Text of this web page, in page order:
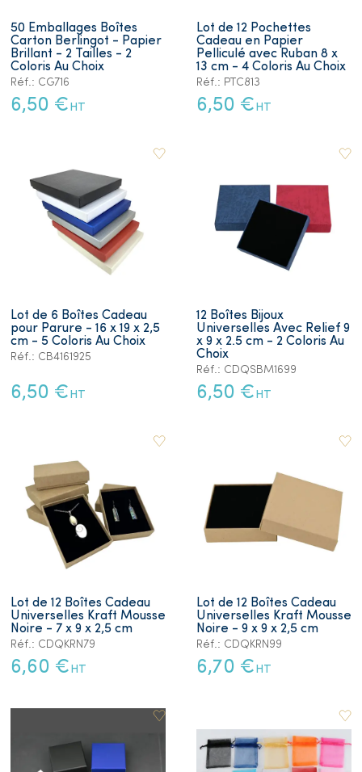
50 Emballages Boîtes
Carton Berlingot - Papier
Brillant - 2 Tailles - 2
Coloris Au Choix
Réf.: CG716
6,50 € HT
Lot de 12 Pochettes
Cadeau en Papier
Pelliculé avec Ruban 8 x
13 cm - 4 Coloris Au Choix
Réf.: PTC813
6,50 € HT
Lot de 6 Boîtes Cadeau
pour Parure - 16 x 19 x 2,5
cm - 5 Coloris Au Choix
Réf.: CB4161925
6,50 € HT
12 Boîtes Bijoux
Universelles Avec Relief 9
x 9 x 2.5 cm - 2 Coloris Au
Choix
Réf.: CDQSBM1699
6,50 € HT
Lot de 12 Boîtes Cadeau
Universelles Kraft Mousse
Noire - 7 x 9 x 2,5 cm
Réf.: CDQKRN79
6,60 € HT
Lot de 12 Boîtes Cadeau
Universelles Kraft Mousse
Noire - 9 x 9 x 2,5 cm
Réf.: CDQKRN99
6,70 € HT